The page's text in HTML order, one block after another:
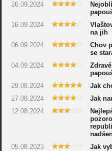
26.09.2024
16.09.2024
na jih
06.09.2024
Chov
se
04.09.2024
29.08.2024 Jak
27.08.2024
Jak
12.08.2024
05.08.2023
Jak